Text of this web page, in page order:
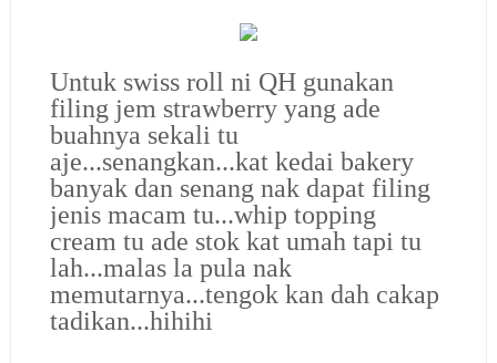
Untuk swiss roll ni QH gunakan
filing jem strawberry yang ade
buahnya sekali tu
aje...senangkan...kat kedai bakery
banyak dan senang nak dapat filing
jenis macam tu...whip topping
cream tu ade stok kat umah tapi tu
lah...malas la pula nak
memutarnya...tengok kan dah cakap
tadikan...hihihi